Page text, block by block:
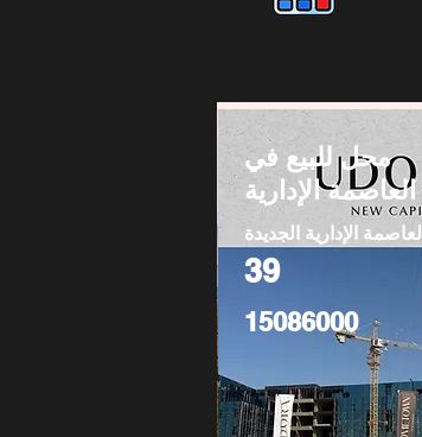
محل للبيع في
العاصمة الإدارية
العاصمة الإدارية الجديدة
39
15086000